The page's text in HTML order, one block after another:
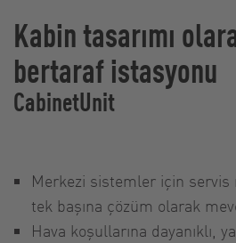
Kabin tasarımı
bertaraf istasyonu
CabinetUnit
Merkezi sistemler için servis
tek başına çözüm olarak
Hava koşullarına dayanıklı,